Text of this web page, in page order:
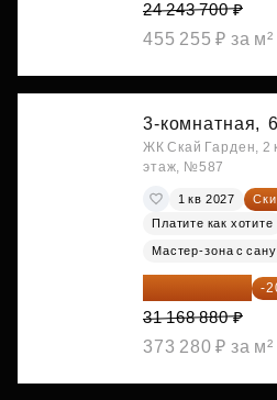
24 243 700 ₽
455 255 ₽ за м²
3-комнатная,
ЖК Скай Гарден, 2
этаж, №587
1 кв 2027
Платите как хотите
Мастер-зона с
24 935 104 ₽ -
31 168 880 ₽
373 280 ₽ за м²